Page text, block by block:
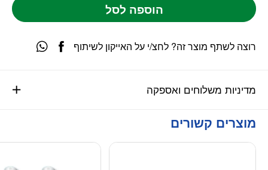
הוספה לסל
מדיניות משלוחים ואספקה
רוצה לשתף מוצר זה? לחצ/י על האייקון לשיתוף
מוצרים קשורים